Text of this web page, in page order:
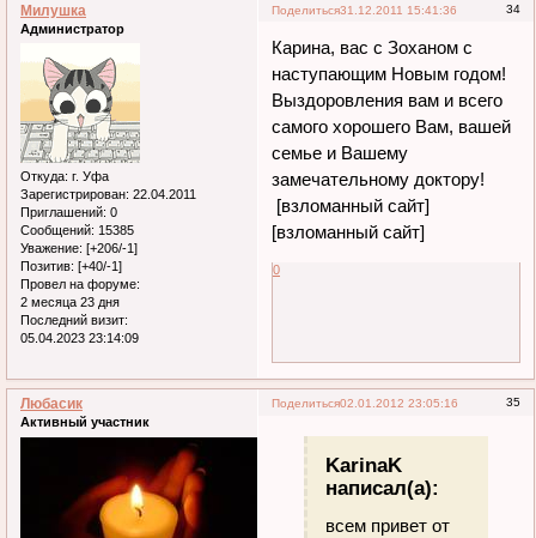
Поделиться 34
31.12.2011 15:41:36
Милушка
Администратор
Откуда: г. Уфа
Зарегистрирован: 22.04.2011
Приглашений: 0
Сообщений: 15385
Уважение: [+206/-1]
Позитив: [+40/-1]
Провел на форуме:
2 месяца 23 дня
Последний визит:
05.04.2023 23:14:09
Карина, вас с Зоханом с
наступающим Новым годом!
Выздоровления вам и всего
самого хорошего Вам, вашей
семье и Вашему
замечательному доктору!
[взломанный сайт]
[взломанный сайт]
0
Поделиться 35
02.01.2012 23:05:16
Любасик
Активный участник
KarinaK
написал(а):
всем привет от